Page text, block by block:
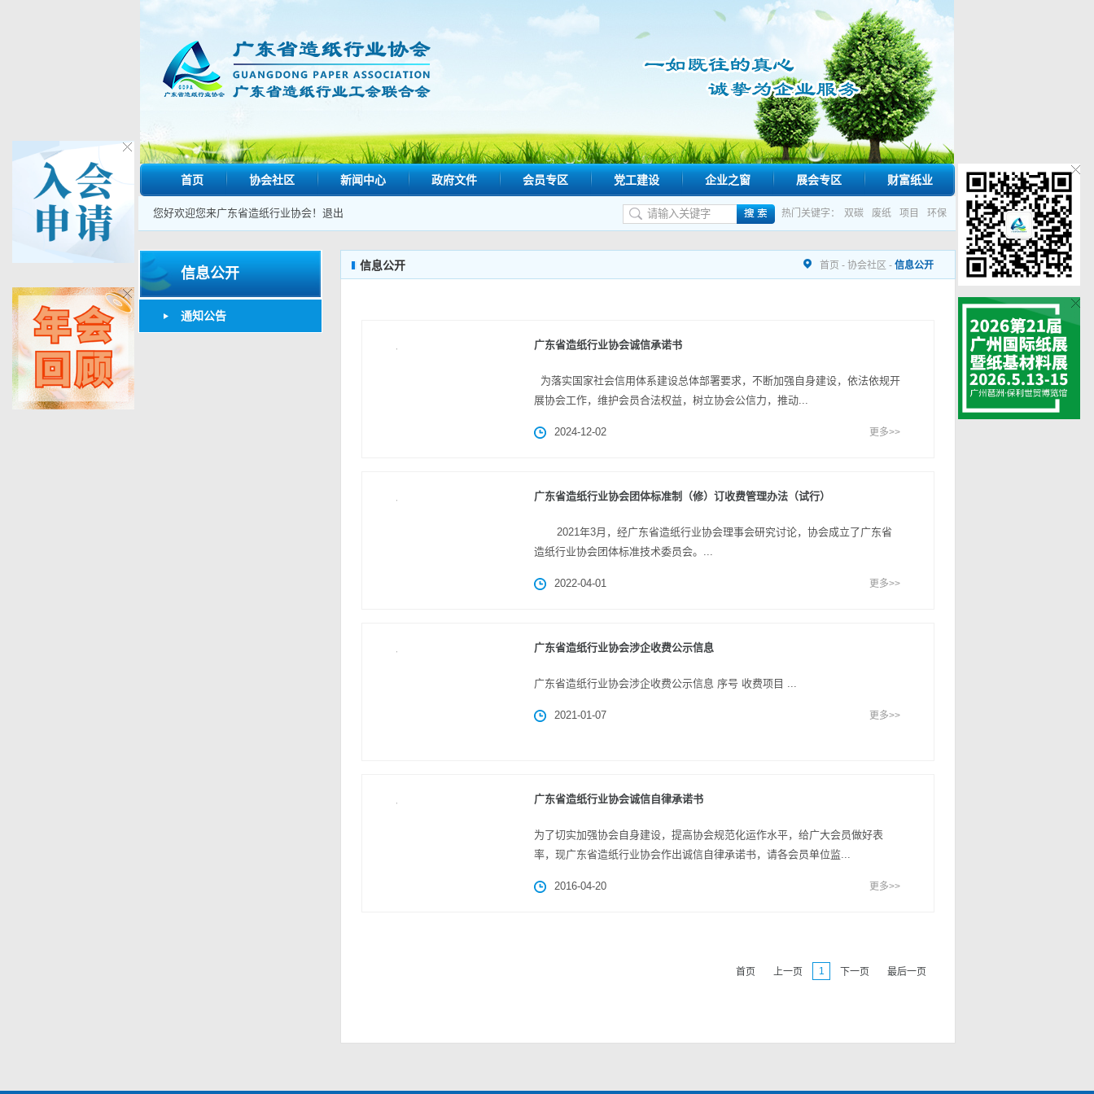
首页 协会社区 新闻中心 政府文件 会员专区 党工建设 企业之窗 展会专区 财富纸业
您好欢迎您来广东省造纸行业协会！ 退出 热门关键字： 双碳 废纸 项目 环保
信息公开
通知公告
信息公开 首页 - 协会社区 - 信息公开
广东省造纸行业协会诚信承诺书
为落实国家社会信用体系建设总体部署要求，不断加强自身建设，依法依规开
展协会工作，维护会员合法权益，树立协会公信力，推动...
2024-12-02 更多>>
广东省造纸行业协会团体标准制（修）订收费管理办法（试行）
2021年3月，经广东省造纸行业协会理事会研究讨论，协会成立了广东省
造纸行业协会团体标准技术委员会。...
2022-04-01 更多>>
广东省造纸行业协会涉企收费公示信息
广东省造纸行业协会涉企收费公示信息 序号 收费项目 ...
2021-01-07 更多>>
广东省造纸行业协会诚信自律承诺书
为了切实加强协会自身建设，提高协会规范化运作水平，给广大会员做好表
率，现广东省造纸行业协会作出诚信自律承诺书，请各会员单位监...
2016-04-20 更多>>
首页 上一页 1 下一页 最后一页